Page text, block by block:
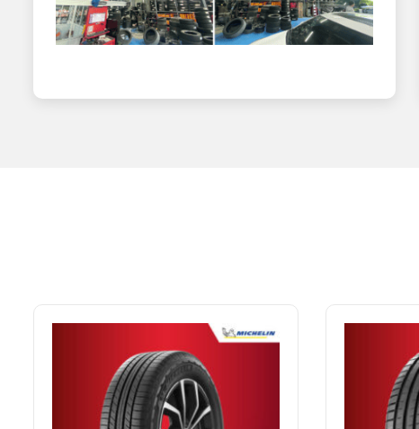
lốp giảm đến 10% tình trạng hư hỏng.
Điều khiển những chiếc xe lớn cần thiết nhất là sự an
những yếu tố đó lý tưởng cho một chiếc lốp xe tải, đáp
NAT CENTER – CỬA HÀNG CUNG
Cơ sở vật chất hiện đại: NAT CENTER sở hữu hệ thống
Lắp đặt lốp xe chuyên nghiệp
Cân bằng bánh xe
Vá lốp xe
Bơm khí ni-tơ